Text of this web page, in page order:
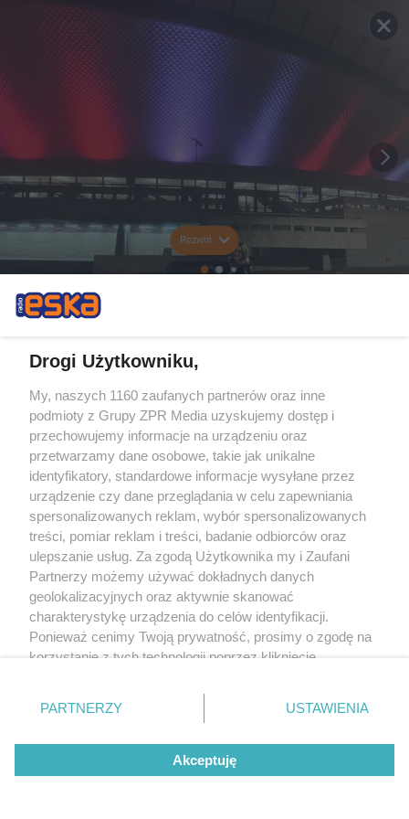
Rozwiń
Drogi Użytkowniku,
My, naszych 1160 zaufanych partnerów oraz inne
podmioty z Grupy ZPR Media uzyskujemy dostęp i
przechowujemy informacje na urządzeniu oraz
przetwarzamy dane osobowe, takie jak unikalne
identyfikatory, standardowe informacje wysyłane przez
urządzenie czy dane przeglądania w celu zapewniania
spersonalizowanych reklam, wybór spersonalizowanych
treści, pomiar reklam i treści, badanie odbiorców oraz
ulepszanie usług. Za zgodą Użytkownika my i Zaufani
Partnerzy możemy używać dokładnych danych
geolokalizacyjnych oraz aktywnie skanować
charakterystykę urządzenia do celów identyfikacji.
Ponieważ cenimy Twoją prywatność, prosimy o zgodę na
korzystanie z tych technologii poprzez kliknięcie
zmienić/wycofać klikając przycisk ustawień prywatności
znajdujący się w lewym dolnym rogu strony
rodzaje przetwarzania danych nie wymagają zgody
użytkownika, ale masz prawo sprzeciwić się takiemu
przetwarzaniu. Preferencje będą miały zastosowanie tylko
PARTNERZY USTAWIENIA
Akceptuję